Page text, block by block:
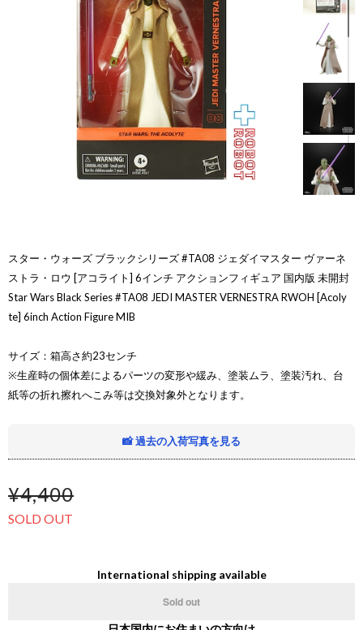
スター・ウォーズ ブラックシリーズ #TA08 ジェダイマスター ヴァーネ
ストラ・ロウ [アコライト] 6インチ アクションフィギュア 国内版 未開封
Star Wars Black Series #TA08 JEDI MASTER VERNESTRA RWOH [Acoly
te] 6inch Action Figure MIB
サイズ：箱高さ約23センチ
※生産時の個体差によるパーツの変形や緩み、塗装ムラ、塗装汚れ、台
紙等の折れ擦れへこみ等は交換対象外となります。
📸 過去の入荷写真を見る
¥4,400
SOLD OUT
International shipping available
Sold out